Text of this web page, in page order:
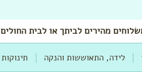
מהירים לביתך או לבית
לידה, התאוששות והנקה תינוקות